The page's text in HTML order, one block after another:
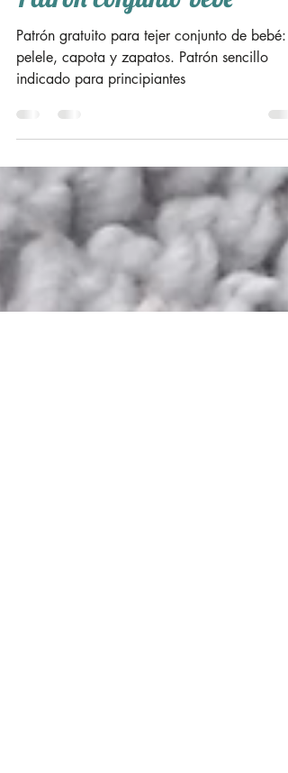
Laura Lobo
11 sept 2023
6 min de lectura
Patrón conjunto bebé
Patrón gratuito para tejer conjunto de bebé:
indicado para principiantes